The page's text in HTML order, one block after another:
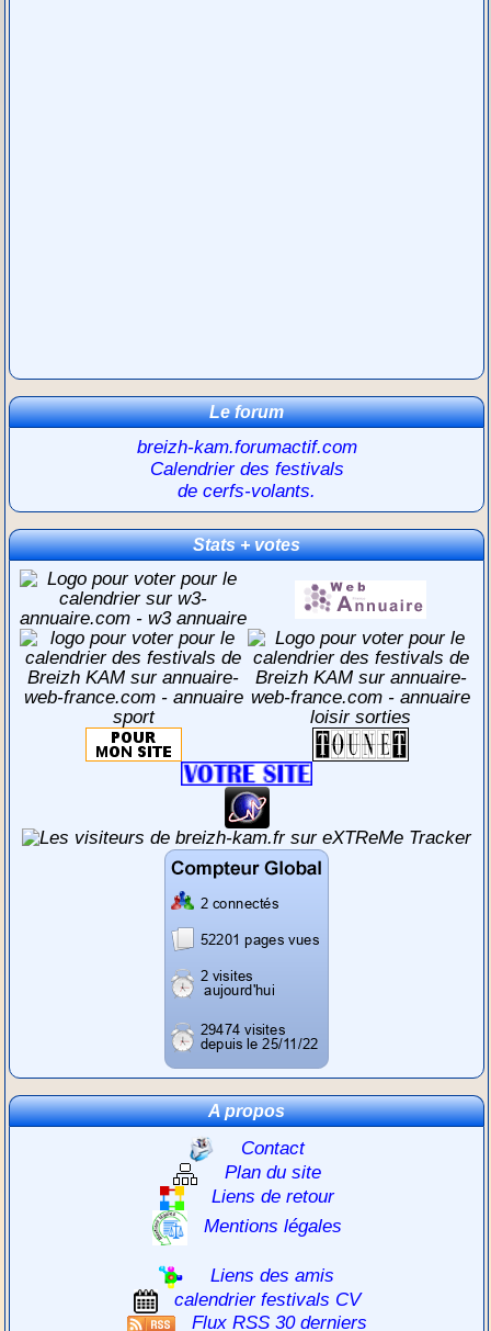
Le forum
breizh-kam.forumactif.com
Calendrier des festivals
de cerfs-volants.
Stats + votes
A propos
Contact
Plan du site
Liens de retour
Mentions légales
Liens des amis
calendrier festivals CV
Flux RSS 30 derniers